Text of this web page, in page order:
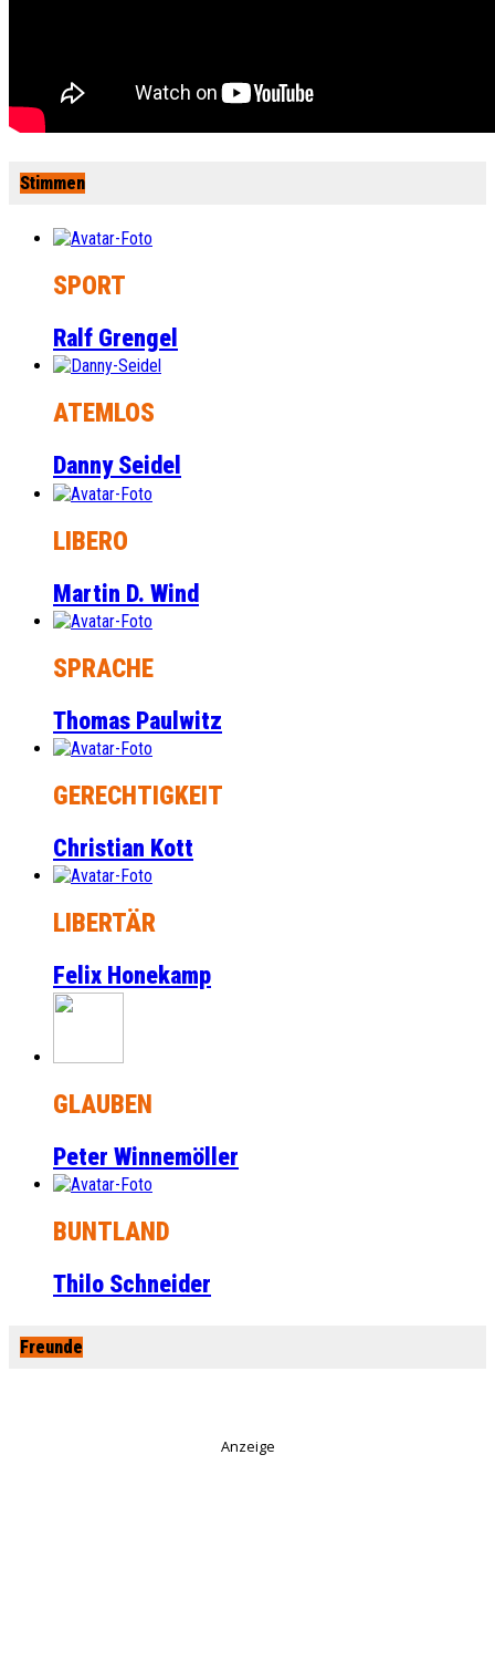
Stimmen
SPORT
Ralf Grengel
ATEMLOS
Danny Seidel
LIBERO
Martin D. Wind
SPRACHE
Thomas Paulwitz
GERECHTIGKEIT
Christian Kott
LIBERTÄR
Felix Honekamp
GLAUBEN
Peter Winnemöller
BUNTLAND
Thilo Schneider
Freunde
Anzeige